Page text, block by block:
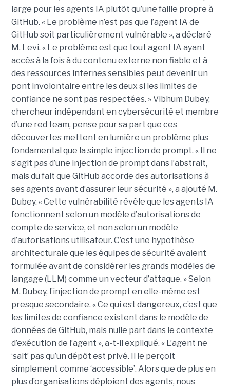
large pour les agents IA plutôt qu’une faille propre à
GitHub. « Le problème n’est pas que l’agent IA de
GitHub soit particulièrement vulnérable », a déclaré
M. Levi. « Le problème est que tout agent IA ayant
accès à la fois à du contenu externe non fiable et à
des ressources internes sensibles peut devenir un
pont involontaire entre les deux si les limites de
confiance ne sont pas respectées. » Vibhum Dubey,
chercheur indépendant en cybersécurité et membre
d’une red team, pense pour sa part que ces
découvertes mettent en lumière un problème plus
fondamental que la simple injection de prompt. « Il ne
s’agit pas d’une injection de prompt dans l’abstrait,
mais du fait que GitHub accorde des autorisations à
ses agents avant d’assurer leur sécurité », a ajouté M.
Dubey. « Cette vulnérabilité révèle que les agents IA
fonctionnent selon un modèle d’autorisations de
compte de service, et non selon un modèle
d’autorisations utilisateur. C’est une hypothèse
architecturale que les équipes de sécurité avaient
formulée avant de considérer les grands modèles de
langage (LLM) comme un vecteur d’attaque. » Selon
M. Dubey, l’injection de prompt en elle-même est
presque secondaire. « Ce qui est dangereux, c’est que
les limites de confiance existent dans le modèle de
données de GitHub, mais nulle part dans le contexte
d’exécution de l’agent », a-t-il expliqué. « L’agent ne
‘sait’ pas qu’un dépôt est privé. Il le perçoit
simplement comme ‘accessible’. Alors que de plus en
plus d’organisations déploient des agents, nous